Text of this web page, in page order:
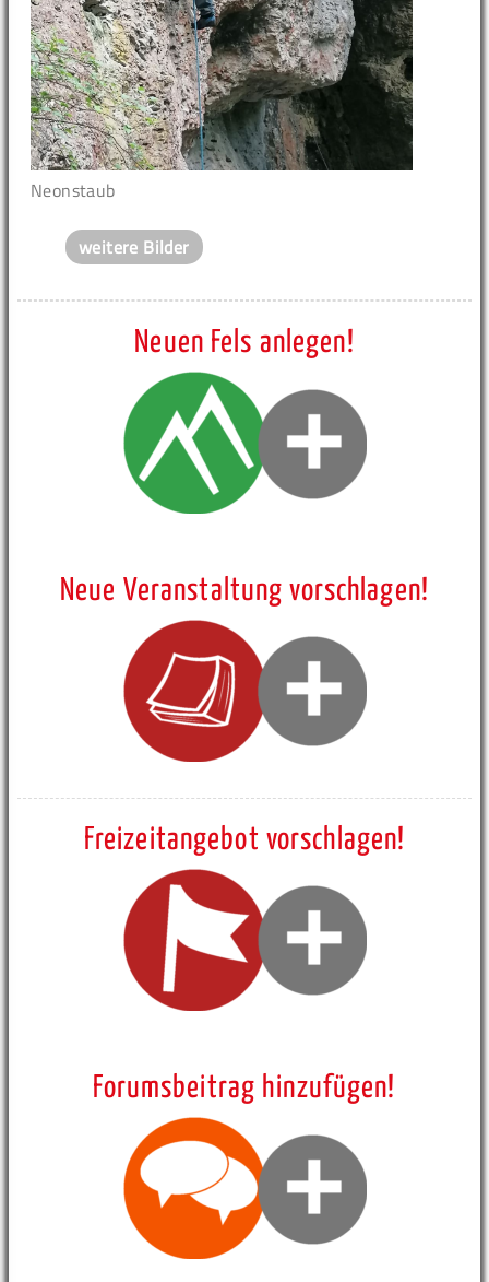
Neonstaub
weitere Bilder
Neuen Fels anlegen!
Neue Veranstaltung vorschlagen!
Freizeitangebot vorschlagen!
Forumsbeitrag hinzufügen!